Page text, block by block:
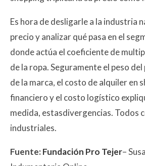
Es hora de desligarle a la industria
precio y analizar qué pasa en el
donde actúa el coeficiente de
de la ropa. Seguramente el peso
de la marca, el costo de alquiler en
financiero y el costo logístico
medida, estasdivergencias. Todos
industriales.
Fuente:Fundación Pro Tejer–